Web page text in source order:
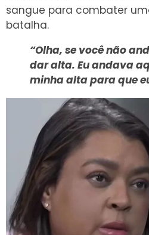
sangue para combater
batalha.
“Olha, se você não
dar alta. Eu andava
minha alta para que